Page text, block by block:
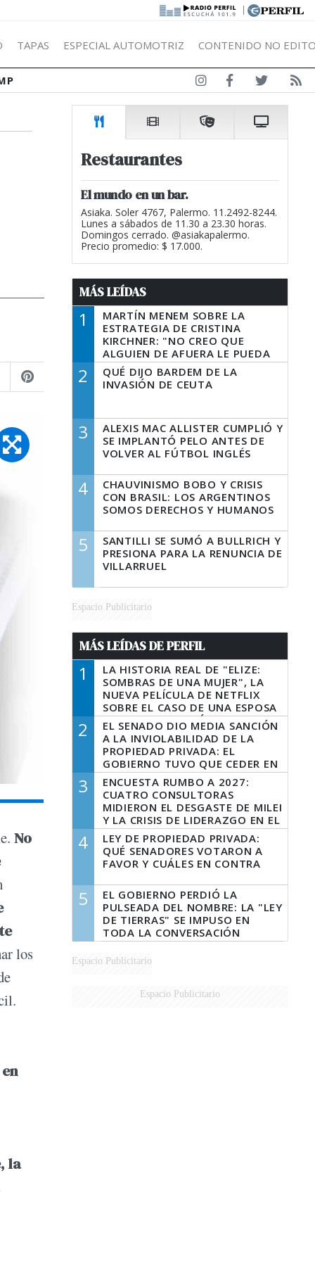
|
TAPAS ESPECIAL AUTOMOTRIZ CONTENIDO NO
No
los
la
Restaurantes
El mundo en un bar.
Asiaka. Soler 4767, Palermo. 11.2492-8244.
Lunes a sábados de 11.30 a 23.30 horas.
Domingos cerrado. @asiakapalermo.
Precio promedio: $ 17.000.
MÁS LEÍDAS
1
MARTÍN MENEM SOBRE LA
ESTRATEGIA DE CRISTINA
KIRCHNER: "NO CREO QUE
ALGUIEN DE AFUERA LE PUEDA
DECIR A LA JUSTICIA LO QUE
TIENE QUE HACER"
2
QUÉ DIJO BARDEM DE LA
INVASIÓN DE CEUTA
3
ALEXIS MAC ALLISTER CUMPLIÓ Y
SE IMPLANTÓ PELO ANTES DE
VOLVER AL FÚTBOL INGLÉS
4
CHAUVINISMO BOBO Y CRISIS
CON BRASIL: LOS ARGENTINOS
SOMOS DERECHOS Y HUMANOS
5
SANTILLI SE SUMÓ A BULLRICH Y
PRESIONA PARA LA RENUNCIA DE
VILLARRUEL
Espacio Publicitario
MÁS LEÍDAS DE PERFIL
1
LA HISTORIA REAL DE "ELIZE:
SOMBRAS DE UNA MUJER", LA
NUEVA PELÍCULA DE NETFLIX
SOBRE EL CASO DE UNA ESPOSA
QUE DESCUARTIZÓ A SU
MARIDO
2
EL SENADO DIO MEDIA SANCIÓN
A LA INVIOLABILIDAD DE LA
PROPIEDAD PRIVADA: EL
GOBIERNO TUVO QUE CEDER EN
LA LEY DEL MANEJO DEL FUEGO
3
ENCUESTA RUMBO A 2027:
CUATRO CONSULTORAS
MIDIERON EL DESGASTE DE MILEI
Y LA CRISIS DE LIDERAZGO EN EL
PERONISMO
4
LEY DE PROPIEDAD PRIVADA:
QUÉ SENADORES VOTARON A
FAVOR Y CUÁLES EN CONTRA
5
EL GOBIERNO PERDIÓ LA
PULSEADA DEL NOMBRE: LA "LEY
DE TIERRAS" SE IMPUSO EN
TODA LA CONVERSACIÓN
DIGITAL
Espacio Publicitario
Espacio Publicitario